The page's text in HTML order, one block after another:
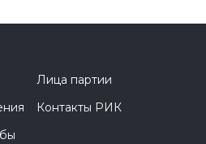
Лица партии
Контакты РИК